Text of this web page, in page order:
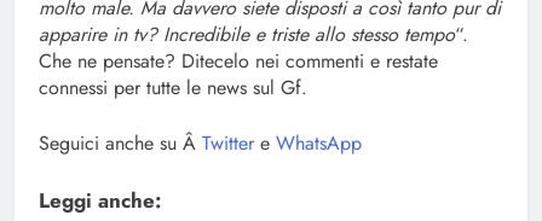
molto male. Ma davvero siete disposti a così tanto pur di
apparire in tv? Incredibile e triste allo stesso tempo“.
Che ne pensate? Ditecelo nei commenti e restate
connessi per tutte le news sul Gf.
Seguici anche su Â Twitter e WhatsApp
Leggi anche: